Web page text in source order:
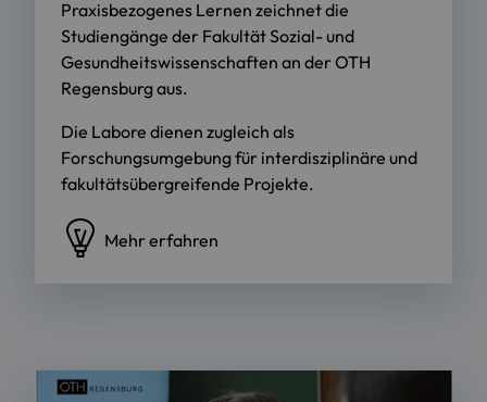
Praxisbezogenes Lernen zeichnet die
Studiengänge der Fakultät Sozial- und
Gesundheitswissenschaften an der OTH
Regensburg aus.
Die Labore dienen zugleich als
Forschungsumgebung für interdisziplinäre und
fakultätsübergreifende Projekte.
Mehr erfahren